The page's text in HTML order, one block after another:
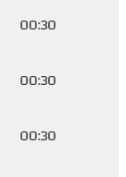
00:30
00:30
00:30